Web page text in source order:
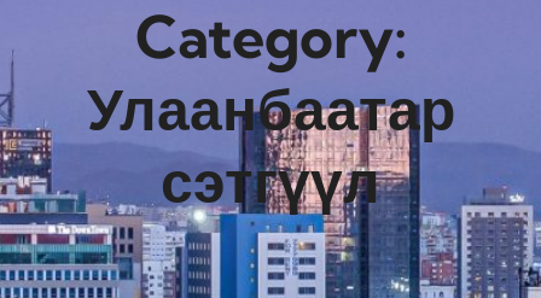
Category:
Улаанбаатар
сэтгүүл